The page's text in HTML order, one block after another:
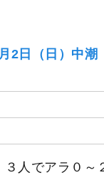
2日（日）中潮
人でアラ０～